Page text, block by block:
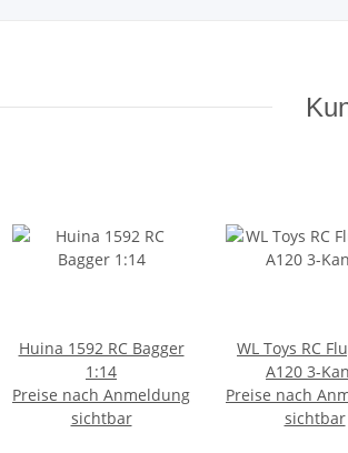
Huina 1592 RC Bagger
1:14
Preise nach Anmeldung
sichtbar
WL Toys RC
A120 3-
Preise nach
sichtbar